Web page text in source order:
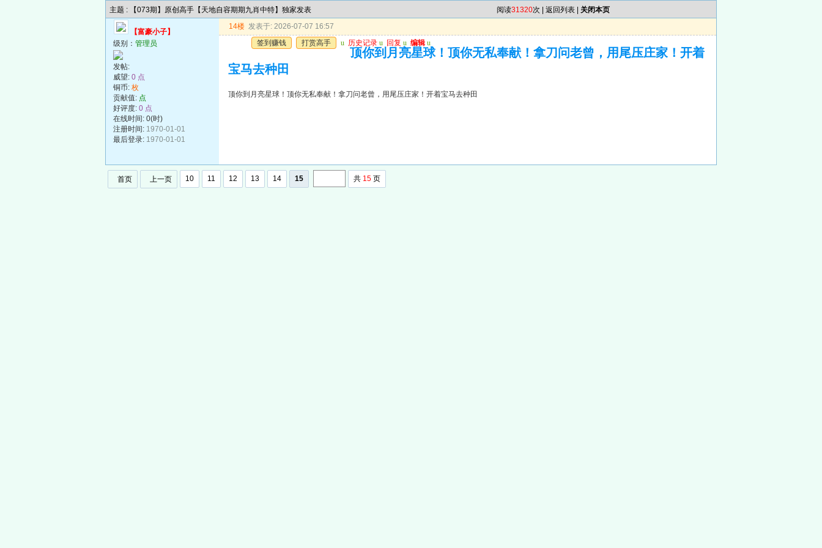
主题 : 【073期】原创高手【天地自容期期九肖中特】独家发表 阅读31320次 | 返回列表 关闭本页
【富豪小子】
级别： 管理员
发帖:
威望: 0 点
铜币: 枚
贡献值: 点
好评度: 0 点
在线时间: 0(时)
注册时间: 1970-01-01
最后登录: 1970-01-01
14楼 发表于: 2026-07-07 16:57
签到赚钱
打赏高手 u 历史记录 u 回复 u 编辑 u
顶你到月亮星球！顶你无私奉献！拿刀问老曾，用尾压庄家！开着
宝马去种田
顶你到月亮星球！顶你无私奉献！拿刀问老曾，用尾压庄家！开着宝马去种田
首页 上一页 10 11 12 13 14 15 共 15 页